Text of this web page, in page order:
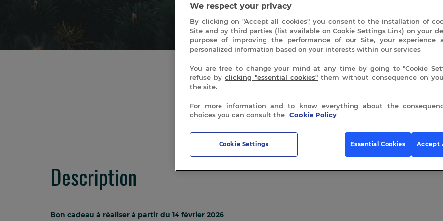
Tisane “Forêt Ardéchoise”
Gommage à la poudre d’Olivier
Massage aux bols chantants 60 min. Ce
vibrations du bol tibétainRéalisé sur notre
Soin visage 30 minutes La Jarrigue, terre secrète
La chaleur du sable de quartz épouse votre corps
SIGNATURE
quantity
ADD TO CART
Description
Bon cadeau à réaliser à partir du 14 février 2026
We respect your privacy
By clicking on "Accept all cookies", you consent to the installation of
Site and by third parties (list available on Cookie Settings Link) on your
purpose of improving the performance of our Site, your experience
personalized information based on your interests within our services
You are free to change your mind at any time by going to "Cookie
refuse by clicking "essential cookies" them without consequence on
the site.
For more information and to know everything about the
choices you can consult the Cookie Policy
Cookie Settings Essential Cookies Accept